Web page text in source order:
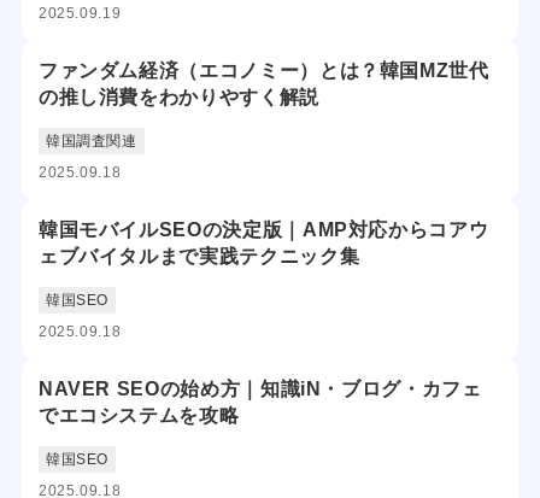
2025.09.19
ファンダム経済（エコノミー）とは？韓国MZ世代
の推し消費をわかりやすく解説
韓国調査関連
2025.09.18
韓国モバイルSEOの決定版｜AMP対応からコアウ
ェブバイタルまで実践テクニック集
韓国SEO
2025.09.18
NAVER SEOの始め方｜知識iN・ブログ・カフェ
でエコシステムを攻略
韓国SEO
2025.09.18